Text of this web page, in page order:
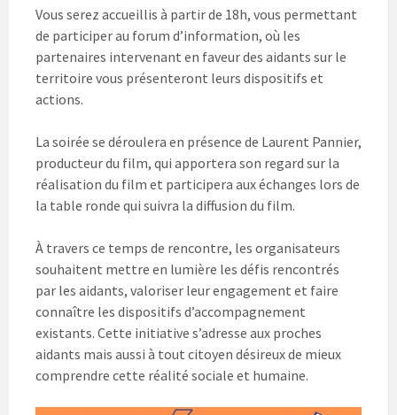
Vous serez accueillis à partir de 18h, vous permettant
de participer au forum d’information, où les
partenaires intervenant en faveur des aidants sur le
territoire vous présenteront leurs dispositifs et
actions.
La soirée se déroulera en présence de Laurent Pannier,
producteur du film, qui apportera son regard sur la
réalisation du film et participera aux échanges lors de
la table ronde qui suivra la diffusion du film.
À travers ce temps de rencontre, les organisateurs
souhaitent mettre en lumière les défis rencontrés
par les aidants, valoriser leur engagement et faire
connaître les dispositifs d’accompagnement
existants. Cette initiative s’adresse aux proches
aidants mais aussi à tout citoyen désireux de mieux
comprendre cette réalité sociale et humaine.